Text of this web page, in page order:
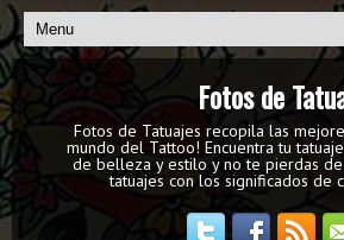
Fotos de
Fotos de Tatuajes recopila las
mundo del Tattoo! Encuentra tu
de belleza y estilo y no te pierdas
tatuajes con los significados de